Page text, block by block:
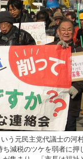
う元民主党代議士の河
減税のツケを弱者に